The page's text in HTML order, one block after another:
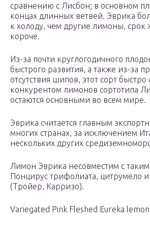
сравнению с Лисбон; в основном
концах длинных ветвей. Эврика
к холоду, чем другие лимоны, срок
короче.
Из-за почти круглогодичного
быстрого развития, а также из-за
отсутствия шипов, этот сорт
конкурентом лимонов сортотипа
остаются основными во всем мире.
Эврика считается главным
многих странах, за исключением
нескольких других
Лимон Эврика несовместим с
Понцирус трифолиата, цитрумело
(Тройер, Карризо).
Variegated Pink Fleshed Eureka lemon